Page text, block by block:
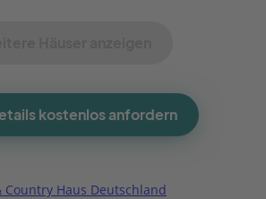
kostenlos anfordern
Country Haus Deutschland